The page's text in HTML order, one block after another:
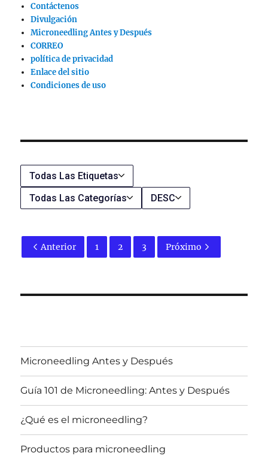
Contáctenos
Divulgación
Microneedling Antes y Después
CORREO
política de privacidad
Enlace del sitio
Condiciones de uso
Todas Las Etiquetas
Todas Las Categorías
DESC
Anterior 1 2 3 Próximo
Microneedling Antes y Después
Guía 101 de Microneedling: Antes y Después
¿Qué es el microneedling?
Productos para microneedling